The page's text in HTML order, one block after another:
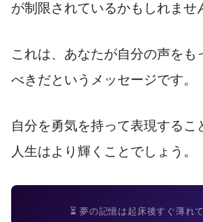
が制限されているかもしれませ
これは、あなたが自分の声をも
べきだというメッセージです。
自分を勇気を持って表現するこ
人生はより輝くことでしょう。
⏳ 夢の記憶は起床後すぐ薄れ